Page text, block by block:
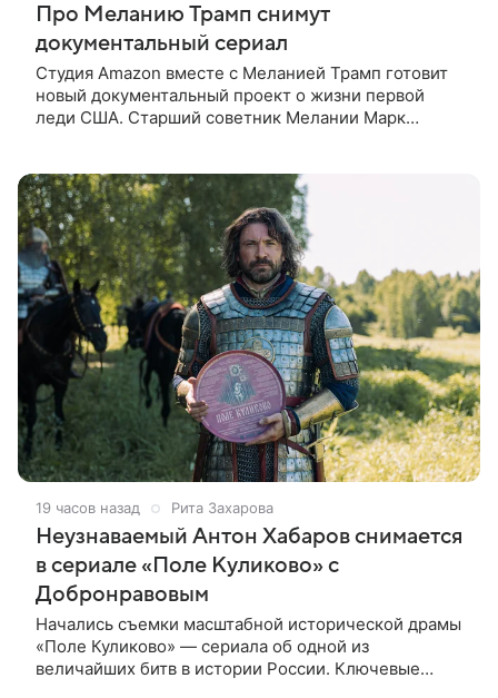
Про Меланию Трамп снимут
документальный сериал
Студия Amazon вместе с Меланией Трамп готовит
новый документальный проект о жизни первой
леди США. Старший советник Мелании Марк
19 часов назад Рита Захарова
Неузнаваемый Антон Хабаров снимается
в сериале «Поле Куликово» с
Добронравовым
Начались съемки масштабной исторической драмы
«Поле Куликово» — сериала об одной из
величайших битв в истории России. Ключевые